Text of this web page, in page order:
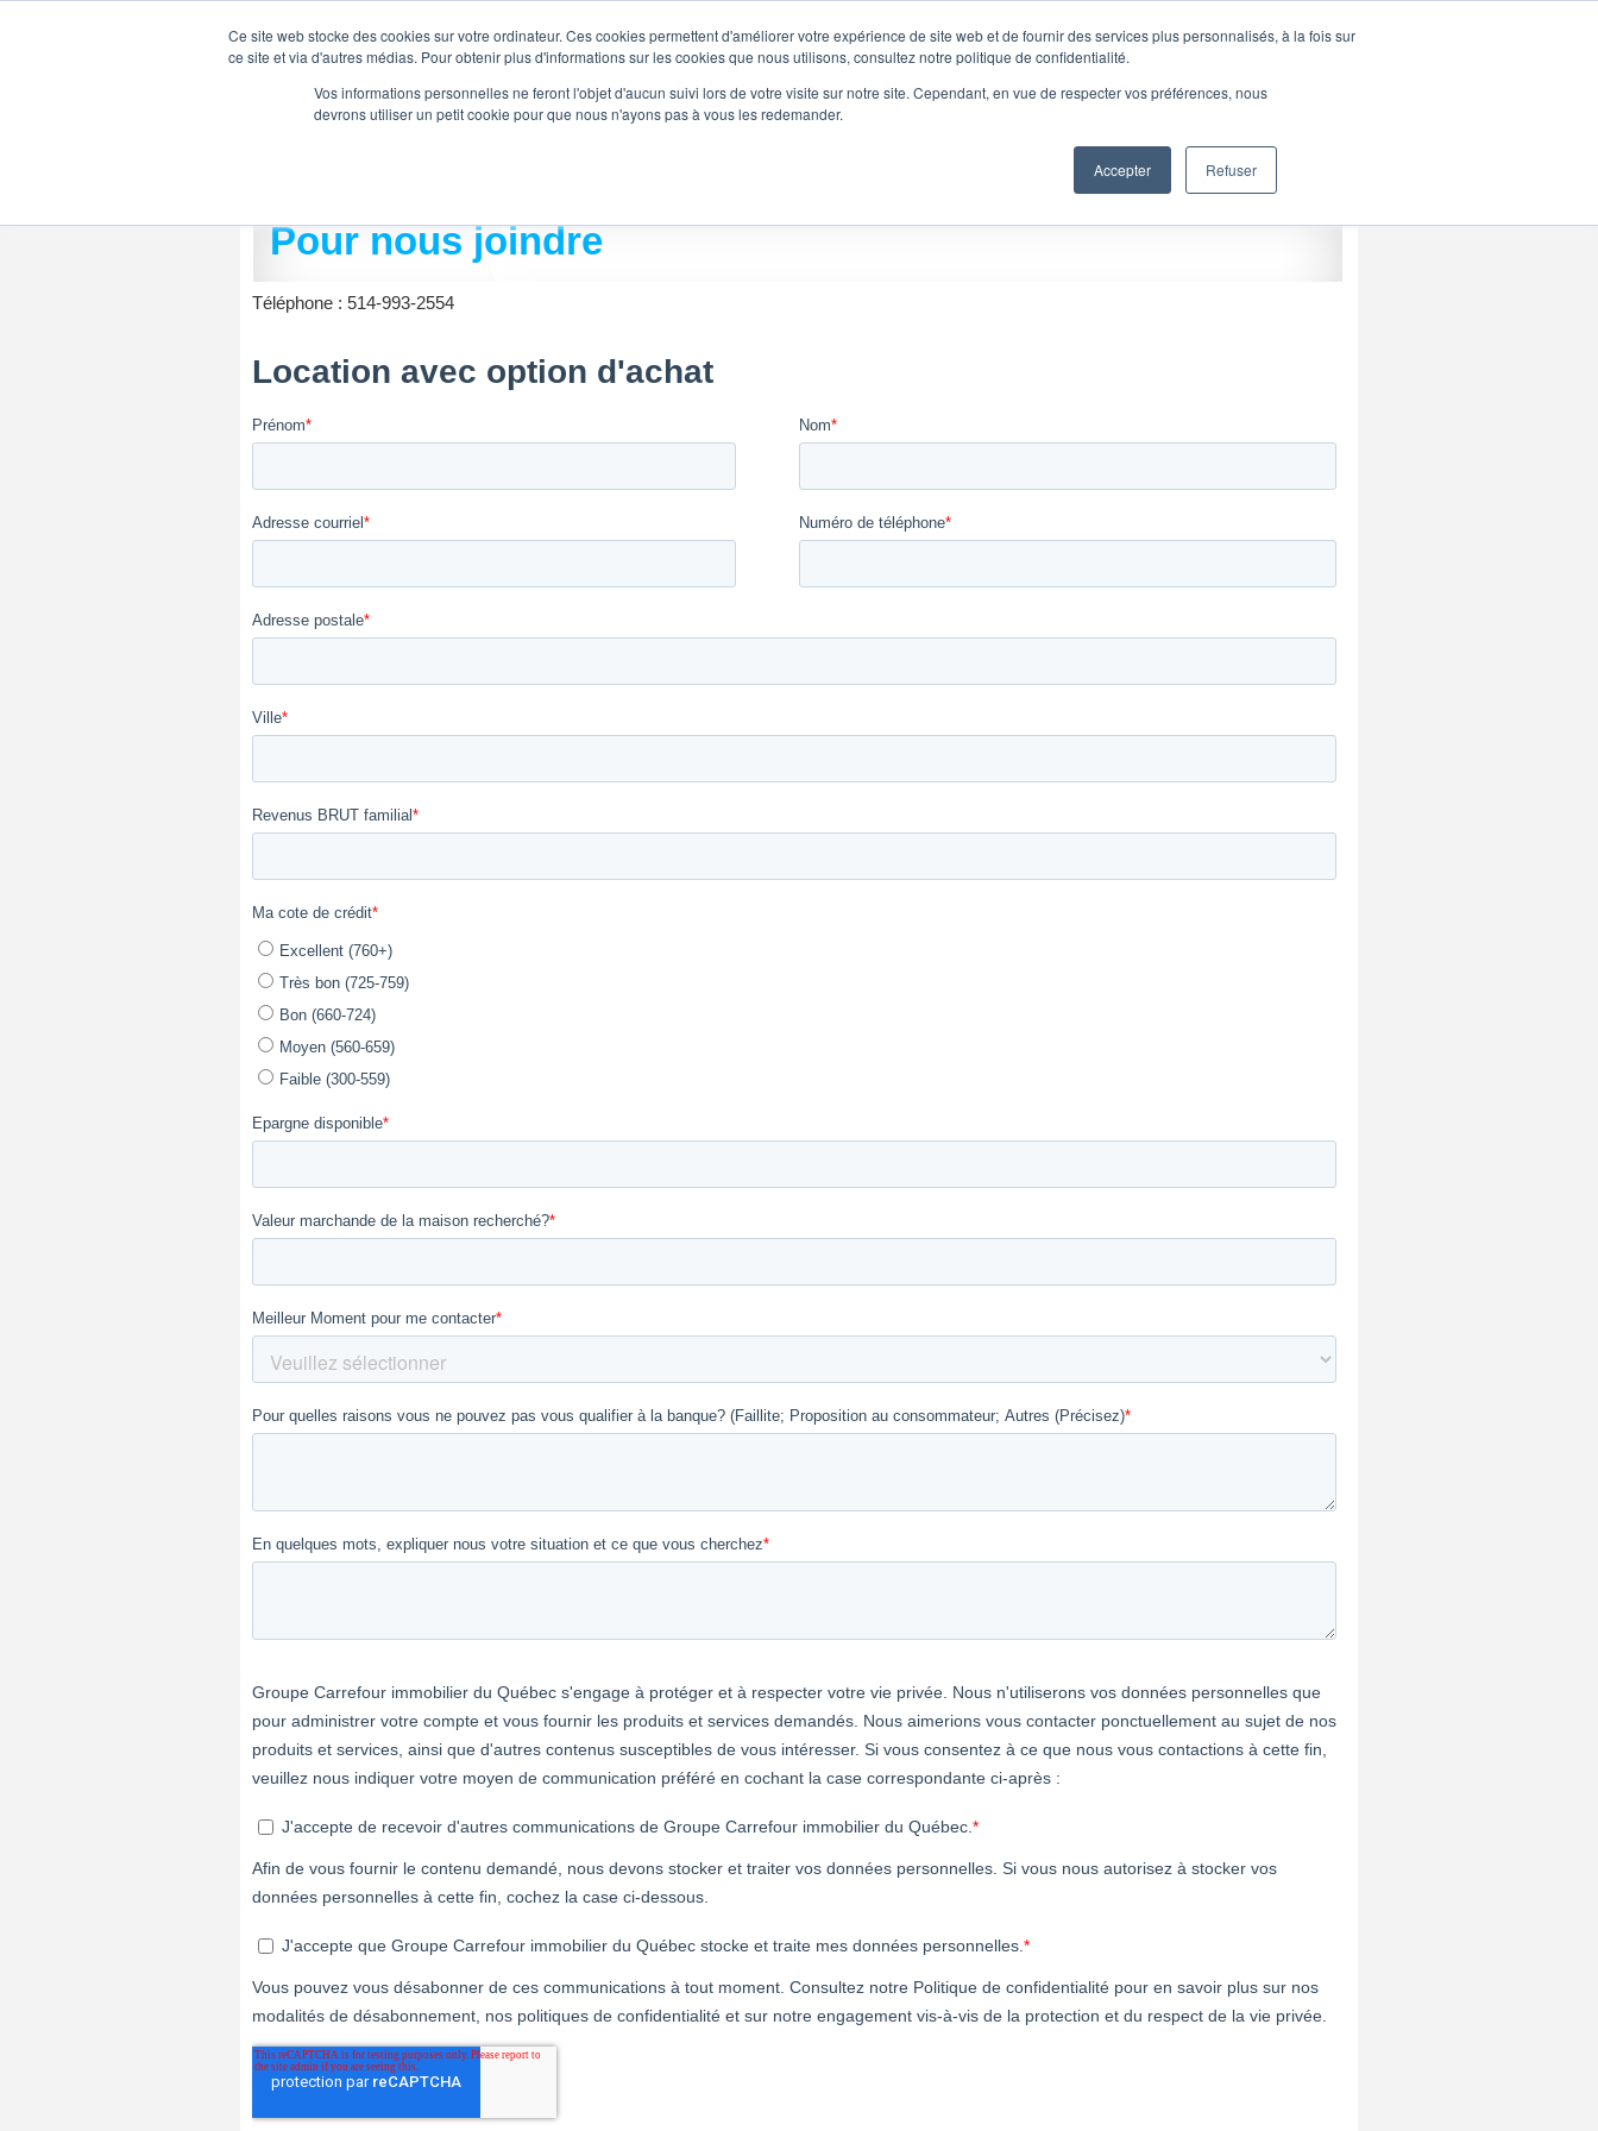
Ce site web stocke des cookies sur votre ordinateur. Ces cookies permettent d'améliorer votre expérience de site web et de fournir des services plus personnalisés, à la fois sur
ce site et via d'autres médias. Pour obtenir plus d'informations sur les cookies que nous utilisons, consultez notre politique de confidentialité.
Vos informations personnelles ne feront l'objet d'aucun suivi lors de votre visite sur notre site. Cependant, en vue de respecter vos préférences, nous
devrons utiliser un petit cookie pour que nous n'ayons pas à vous les redemander.
Accepter Refuser
NOUS JOINDRE
438-238-2264
Par courriel
A LA TV ARTICLES
Pour nous joindre
Téléphone : 514-993-2554